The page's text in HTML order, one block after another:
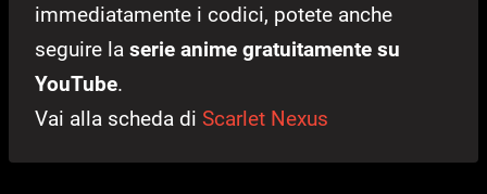
immediatamente i codici, potete anche
seguire la serie anime gratuitamente su
YouTube.
Vai alla scheda di Scarlet Nexus